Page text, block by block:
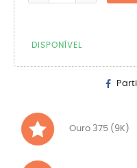
DISPONÍVEL
Ouro 375 (9K)